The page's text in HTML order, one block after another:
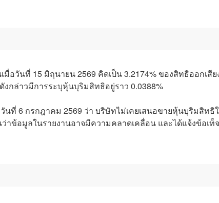
อวันที่ 15 มิถุนายน 2569 คิดเป็น 3.2174% ของสิทธิออกเสีย
งกล่าวมีการระบุหุ้นบุริมสิทธิอยู่ราว 0.0388%
ที่ 6 กรกฎาคม 2569 ว่า บริษัทไม่เคยเสนอขายหุ้นบุริมสิทธิ
ข้อมูลในรายงานอาจมีความคลาดเคลื่อน และได้แจ้งข้อเท็